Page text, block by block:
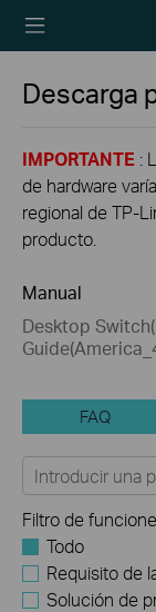
Descarga
IMPORTANTE :
de hardware
regional de TP-
producto.
Manual
Desktop
FAQ
Filtro de
Todo
Requisito de
Solución de